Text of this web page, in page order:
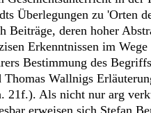
Überlegungen zu 'Orten
Beiträge, deren hoher
Erkenntnissen im
Bestimmung des
Thomas Wallnigs
21f.). Als nicht nur arg
erweisen sich Stefan